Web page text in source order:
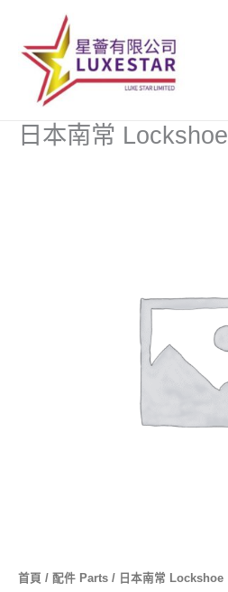
日本南常 Lockshoe
首頁 / 配件 Parts / 日本南常 Lockshoe